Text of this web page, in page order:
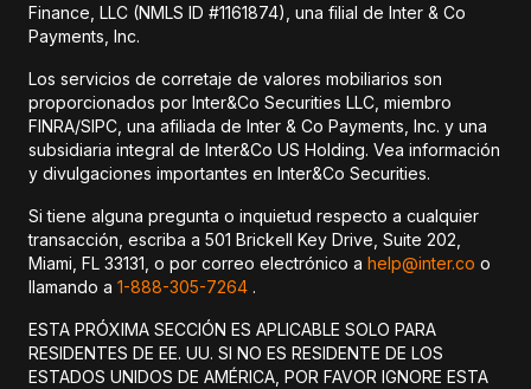
Finance, LLC (NMLS ID #1161874), una filial de Inter & Co
Payments, Inc.
Los servicios de corretaje de valores mobiliarios son
proporcionados por Inter&Co Securities LLC, miembro
FINRA/SIPC, una afiliada de Inter & Co Payments, Inc. y una
subsidiaria integral de Inter&Co US Holding. Vea información
y divulgaciones importantes en Inter&Co Securities.
Si tiene alguna pregunta o inquietud respecto a cualquier
transacción, escriba a 501 Brickell Key Drive, Suite 202,
Miami, FL 33131, o por correo electrónico a help@inter.co o
llamando a 1-888-305-7264 .
ESTA PRÓXIMA SECCIÓN ES APLICABLE SOLO PARA
RESIDENTES DE EE. UU. SI NO ES RESIDENTE DE LOS
ESTADOS UNIDOS DE AMÉRICA, POR FAVOR IGNORE ESTA